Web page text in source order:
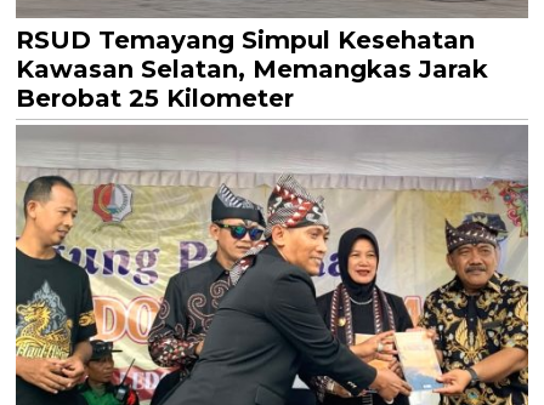
RSUD Temayang Simpul Kesehatan
Kawasan Selatan, Memangkas Jarak
Berobat 25 Kilometer